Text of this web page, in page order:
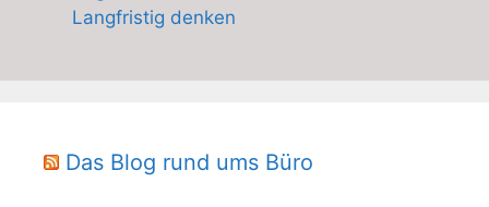
Langfristig denken
Das Blog rund ums Büro